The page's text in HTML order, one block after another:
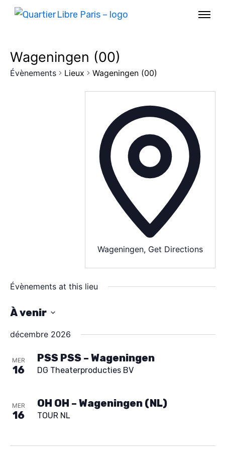
AGENDA
SPECTACLE
À PROPOS
CONTACT
Wageningen (00)
Évènements Lieux Wageningen (00)
Wageningen, Get Directions
Évènements at this lieu
À venir
e
t
n
décembre 2026
MER
16
PSS PSS – Wageningen
DG Theaterproducties BV
MER
16
OH OH – Wageningen (NL)
TOUR NL